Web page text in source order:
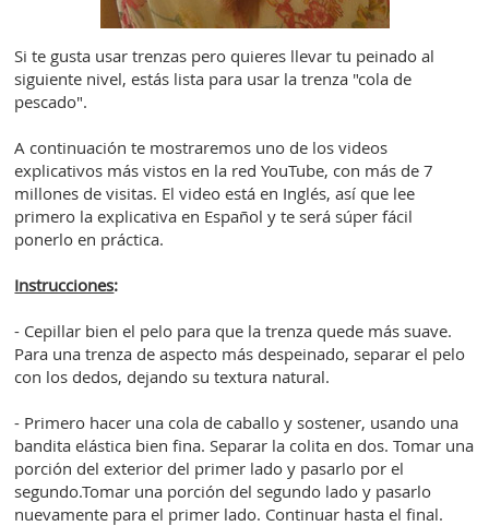
Si te gusta usar trenzas pero quieres llevar tu peinado al
siguiente nivel, estás lista para usar la trenza "cola de
pescado".
A continuación te mostraremos uno de los videos
explicativos más vistos en la red YouTube, con más de 7
millones de visitas. El video está en Inglés, así que lee
primero la explicativa en Español y te será súper fácil
ponerlo en práctica.
Instrucciones:
- Cepillar bien el pelo para que la trenza quede más suave.
Para una trenza de aspecto más despeinado, separar el pelo
con los dedos, dejando su textura natural.
- Primero hacer una cola de caballo y sostener, usando una
bandita elástica bien fina. Separar la colita en dos. Tomar una
porción del exterior del primer lado y pasarlo por el
segundo.Tomar una porción del segundo lado y pasarlo
nuevamente para el primer lado. Continuar hasta el final.